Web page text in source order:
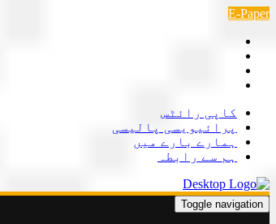
Skip
content
E-Paper
کاپی رائٹس
پرائیویسی پالیسی
ہمارے بارے میں
ہم سے رابطہ
Toggle navigation